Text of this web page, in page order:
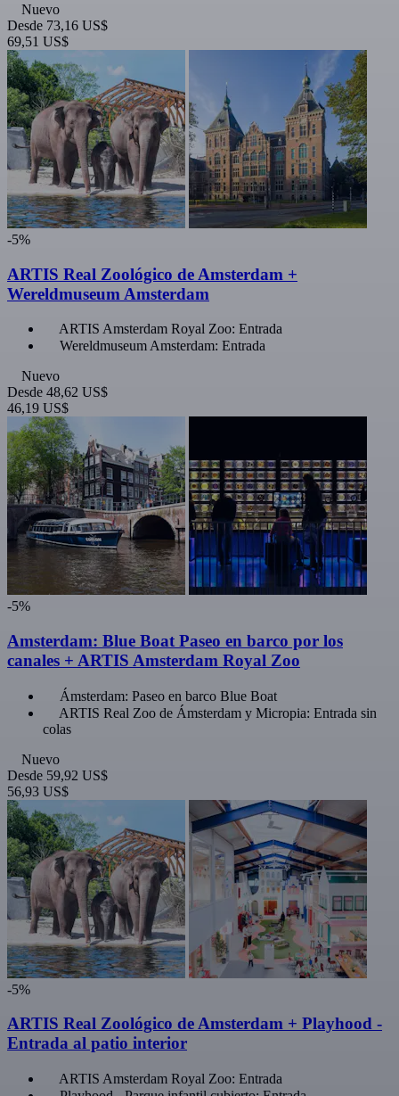
Nuevo
Desde 73,16 US$
69,51 US$
-5%
ARTIS Real Zoológico de Amsterdam +
Wereldmuseum Amsterdam
ARTIS Amsterdam Royal Zoo: Entrada
Wereldmuseum Amsterdam: Entrada
Nuevo
Desde 48,62 US$
46,19 US$
-5%
Amsterdam: Blue Boat Paseo en barco por los
canales + ARTIS Amsterdam Royal Zoo
Ámsterdam: Paseo en barco Blue Boat
ARTIS Real Zoo de Ámsterdam y Micropia: Entrada sin
colas
Nuevo
Desde 59,92 US$
56,93 US$
-5%
ARTIS Real Zoológico de Amsterdam + Playhood -
Entrada al patio interior
ARTIS Amsterdam Royal Zoo: Entrada